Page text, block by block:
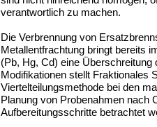
verantwortlich zu machen.
Die Verbrennung von
Metallentfrachtung bringt bereits
(Pb, Hg, Cd) eine
Modifikationen stellt Fraktionales
Viertelteilungsmethode bei den
Planung von Probenahmen nach
Aufbereitungsschritte betrachtet